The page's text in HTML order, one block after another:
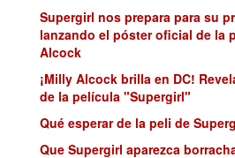
Supergirl nos prepara para su
lanzando el póster oficial de la
Alcock
¡Milly Alcock brilla en DC!
de la película "Supergirl"
Qué esperar de la peli de
Que Supergirl aparezca